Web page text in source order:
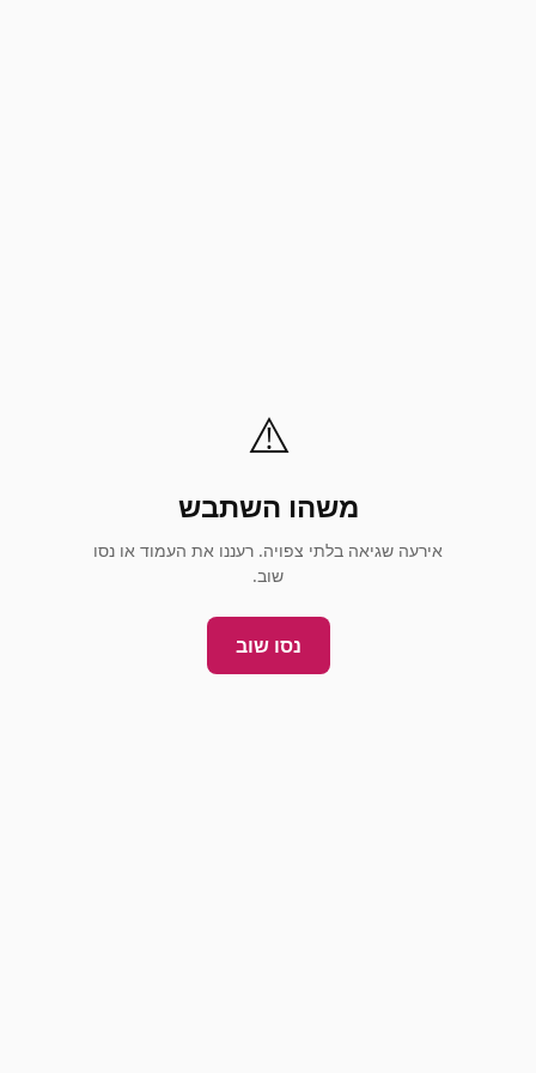
⚠️
משהו השתבש
אירעה שגיאה בלתי צפויה. רעננו את העמוד או נסו
שוב.
נסו שוב